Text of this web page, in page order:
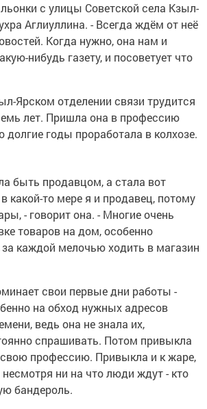
с улицы Советской села Кзыл-
Аглиуллина. - Всегда ждём от неё
Когда нужно, она нам и
нибудь газету, и посоветует что
Ярском отделении связи трудится
лет. Пришла она в профессию
долгие годы проработала в колхозе.
быть продавцом, а стала вот
какой-то мере я и продавец, потому
- говорит она. - Многие очень
товаров на дом, особенно
каждой мелочью ходить в магазин
свои первые дни работы -
на обход нужных адресов
ведь она не знала их,
спрашивать. Потом привыкла
профессию. Привыкла и к жаре,
ни на что люди ждут - кто
бандероль.